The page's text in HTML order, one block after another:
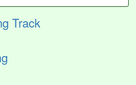
Track